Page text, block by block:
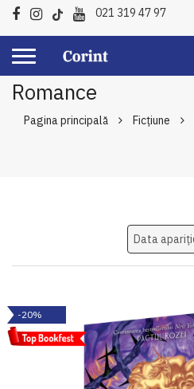
021 319 47 97
Romance
Pagina principală Ficțiune
-20%